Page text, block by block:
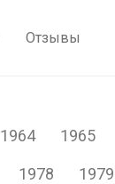
Отзывы
1964 1965
1978 1979